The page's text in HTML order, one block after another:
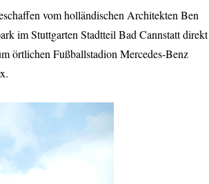
vom holländischen Architekten Ben
im Stuttgarten Stadtteil Bad Cannstatt direkt
örtlichen Fußballstadion Mercedes-Benz